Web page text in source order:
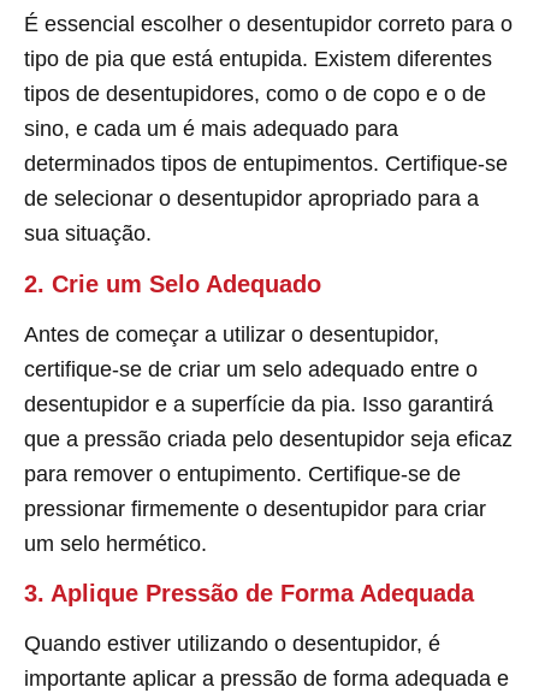
É essencial escolher o desentupidor correto para o
tipo de pia que está entupida. Existem diferentes
tipos de desentupidores, como o de copo e o de
sino, e cada um é mais adequado para
determinados tipos de entupimentos. Certifique-se
de selecionar o desentupidor apropriado para a
sua situação.
2. Crie um Selo Adequado
Antes de começar a utilizar o desentupidor,
certifique-se de criar um selo adequado entre o
desentupidor e a superfície da pia. Isso garantirá
que a pressão criada pelo desentupidor seja eficaz
para remover o entupimento. Certifique-se de
pressionar firmemente o desentupidor para criar
um selo hermético.
3. Aplique Pressão de Forma Adequada
Quando estiver utilizando o desentupidor, é
importante aplicar a pressão de forma adequada e